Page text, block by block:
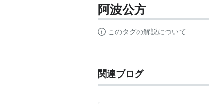
阿波公方
このタグの解説について
関連ブログ